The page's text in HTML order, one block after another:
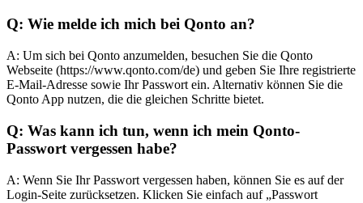
Q: Wie melde ich mich bei Qonto an?
A: Um sich bei Qonto anzumelden, besuchen Sie die Qonto
Webseite (https://www.qonto.com/de) und geben Sie Ihre registrierte
E-Mail-Adresse sowie Ihr Passwort ein. Alternativ können Sie die
Qonto App nutzen, die die gleichen Schritte bietet.
Q: Was kann ich tun, wenn ich mein Qonto-
Passwort vergessen habe?
A: Wenn Sie Ihr Passwort vergessen haben, können Sie es auf der
Login-Seite zurücksetzen. Klicken Sie einfach auf „Passwort